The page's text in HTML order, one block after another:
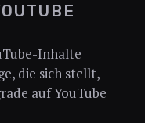
Inhalte
die sich stellt,
auf YouTube